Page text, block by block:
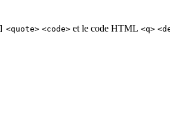
<quote> <code> et le code HTML <q>